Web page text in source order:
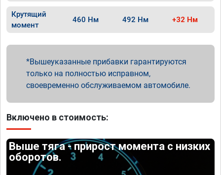
Крутящий
момент
460 Нм 492 Нм +32 Нм
Вышеуказанные прибавки гарантируются
только на полностью исправном,
своевременно обслуживаемом автомобиле.
Включено в стоимость:
Выше тяга - прирост момента с низких
оборотов.